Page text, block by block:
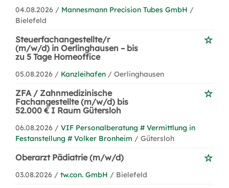
04.08.2026 / Mannesmann Precision Tubes GmbH /
Bielefeld
Steuerfachangestellte/r
(m/w/d) in Oerlinghausen – bis
zu 5 Tage Homeoffice
05.08.2026 / Kanzleihafen / Oerlinghausen
ZFA / Zahnmedizinische
Fachangestellte (m/w/d) bis
52.000 € I Raum Gütersloh
06.08.2026 / VIF Personalberatung # Vermittlung in
Festanstellung # Volker Bronheim / Gütersloh
Oberarzt Pädiatrie (m/w/d)
03.08.2026 / tw.con. GmbH / Bielefeld